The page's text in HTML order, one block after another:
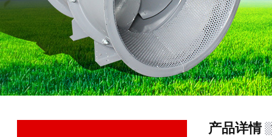
产品详情